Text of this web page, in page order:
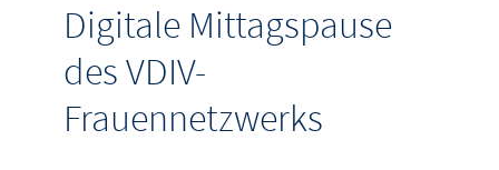
Digitale Mittagspause
des VDIV-
Frauennetzwerks